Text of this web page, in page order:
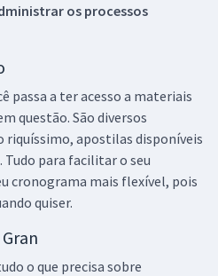
os processos
passa a ter acesso a materiais
questão. São diversos
riquíssimo, apostilas disponíveis
Tudo para facilitar o seu
cronograma mais flexível, pois
quiser.
o que precisa sobre